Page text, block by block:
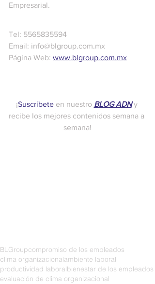
Empresarial.
Tel: 5565835594
Email: info@blgroup.com.mx
Página Web: www.blgroup.com.mx
¡Suscríbete en nuestro BLOG ADN y
recibe los mejores contenidos semana a
semana!
BLGroupcompromiso de los empleados
clima organizacionalambiente laboral
productividad laboralbienestar de los empleados
evaluación de clima organizacional